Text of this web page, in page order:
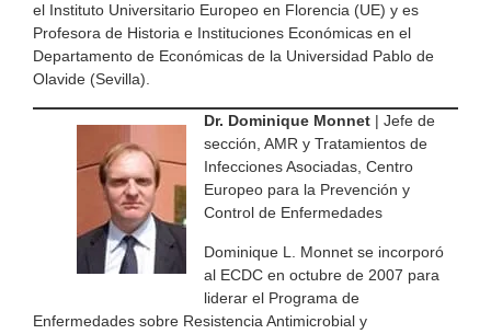
el Instituto Universitario Europeo en Florencia (UE) y es
Profesora de Historia e Instituciones Económicas en el
Departamento de Económicas de la Universidad Pablo de
Olavide (Sevilla).
Dr. Dominique Monnet | Jefe de
sección, AMR y Tratamientos de
Infecciones Asociadas, Centro
Europeo para la Prevención y
Control de Enfermedades
Dominique L. Monnet se incorporó
al ECDC en octubre de 2007 para
liderar el Programa de
Enfermedades sobre Resistencia Antimicrobial y